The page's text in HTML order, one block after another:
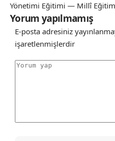
Yönetimi Eğitimi — Millî Eğitim
Yorum yapılmamış
E-posta adresiniz
işaretlenmişlerdir